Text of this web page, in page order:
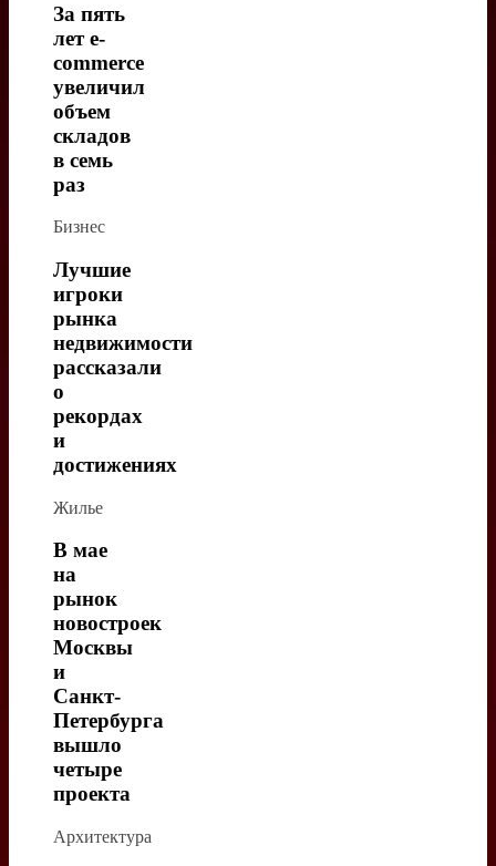
За пять
лет е-
commerce
увеличил
объем
складов
в семь
раз
Бизнес
Лучшие
игроки
рынка
недвижимости
рассказали
о
рекордах
и
достижениях
Жилье
В мае
на
рынок
новостроек
Москвы
и
Санкт-
Петербурга
вышло
четыре
проекта
Архитектура